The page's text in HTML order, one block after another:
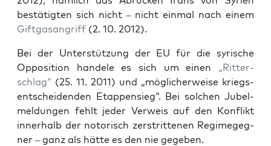
bestä­tig­ten sich nicht – nicht ein­mal nach einem
Gift­gas­an­griff (2. 10. 2012).
Bei der Unter­stüt­zung der EU für die syri­sche
Oppo­si­ti­on han­de­le es sich um einen „Rit­ter­
schlag“ (25. 11. 2011) und „mög­li­cher­wei­se kriegs­
ent­schei­den­den Etap­pen­sieg“. Bei sol­chen Jubel­
mel­dun­gen fehlt jeder Ver­weis auf den Kon­flikt
inner­halb der noto­risch zer­strit­te­nen Regime­geg­
ner – ganz als hät­te es den nie gegeben.